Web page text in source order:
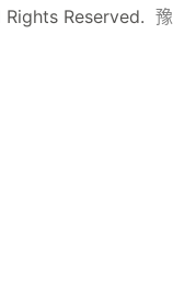
Reserved. 豫